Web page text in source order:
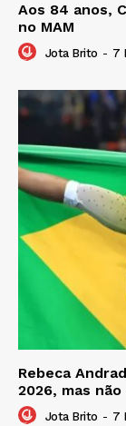
Aos 84 anos,
no MAM
Jota Brito - 7
Rebeca
2026, mas
Jota Brito - 7